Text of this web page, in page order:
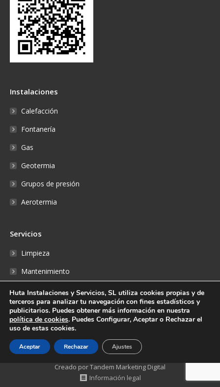
Instalaciones
Calefacción
Fontanería
Gas
Geotermia
Grupos de presión
Aerotermia
Servicios
Limpieza
Mantenimiento
Reparaciones
Fontanería
Reserva online
Creado por Tandem Marketing Digital
Información legal
Huta Instalaciones y Servicios, SL utiliza cookies propias y de
terceros para analizar tu navegación con fines estadísticos y
publicitarios. Puedes obtener más información en nuestra
política de cookies. Puedes Configurar, Aceptar o Rechazar el
uso de estas cookies.
Aceptar Rechazar Ajustes